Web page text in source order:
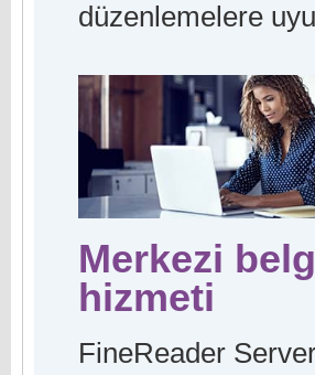
düzenlemelere
Merkezi
hizmeti
FineReader